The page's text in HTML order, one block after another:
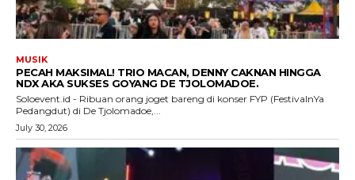
MUSIK
PECAH MAKSIMAL! TRIO MACAN, DENNY CAKNAN HINGGA
NDX AKA SUKSES GOYANG DE TJOLOMADOE.
Soloevent.id - Ribuan orang joget bareng di konser FYP (FestivalnYa
Pedangdut) di De Tjolomadoe,...
July 30, 2026